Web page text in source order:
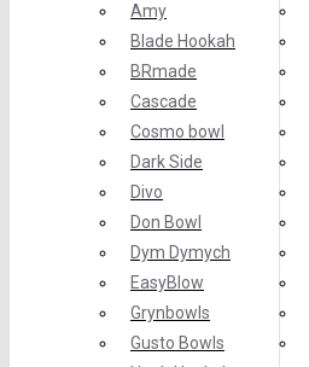
Amy
Blade Hookah
BRmade
Cascade
Cosmo bowl
Dark Side
Divo
Don Bowl
Dym Dymych
EasyBlow
Grynbowls
Gusto Bowls